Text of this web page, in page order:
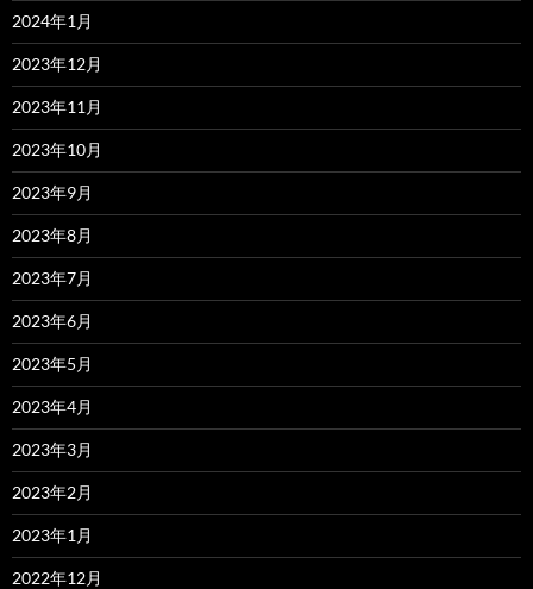
2024年1月
2023年12月
2023年11月
2023年10月
2023年9月
2023年8月
2023年7月
2023年6月
2023年5月
2023年4月
2023年3月
2023年2月
2023年1月
2022年12月